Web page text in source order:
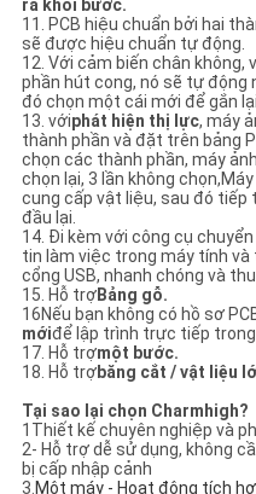
ra khỏi bước.
11. PCB hiệu chuẩn bởi hai
sẽ được hiệu chuẩn tự động.
12. Với cảm biến chân
phần hút cong, nó sẽ tự động
đó chọn một cái mới để gắn
13. vớiphát hiện thị lực, máy
thành phần và đặt trên bảng
chọn các thành phần, máy
chọn lại, 3 lần không
cung cấp vật liệu, sau đó tiếp
đầu lại.
14. Đi kèm với công cụ
tin làm việc trong máy tính
cổng USB, nhanh chóng và
15. Hỗ trợBảng gỗ.
16Nếu bạn không có hồ sơ
mớiđể lập trình trực tiếp trong
17. Hỗ trợmột bước.
18. Hỗ trợbăng cắt / vật liệu
Tại sao lại chọn Charmhigh?
1Thiết kế chuyên nghiệp và
2- Hỗ trợ dễ sử dụng, không
bị cấp nhập cảnh
3.Một máy - Hoạt động tích